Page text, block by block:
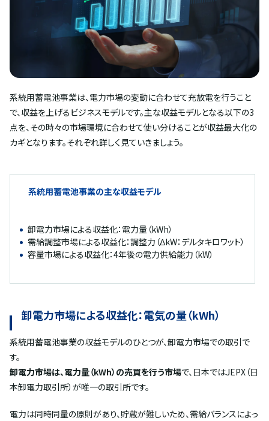
系統用蓄電池事業は、電力市場の変動に合わせて充放電を行うこと
で、収益を上げるビジネスモデルです。主な収益モデルとなる以下の3
点を、その時々の市場環境に合わせて使い分けることが収益最大化の
カギとなります。それぞれ詳しく見ていきましょう。
系統用蓄電池事業の主な収益モデル
卸電力市場による収益化：電力量（kWh）
需給調整市場による収益化：調整力（ΔkW：デルタキロワット）
容量市場による収益化：4年後の電力供給能力（kW）
卸電力市場による収益化：電気の量（kWh）
系統用蓄電池事業の収益モデルのひとつが、卸電力市場での取引で
す。
卸電力市場は、電力量（kWh）の売買を行う市場で、日本ではJEPX（日
本卸電力取引所）が唯一の取引所です。
電力は同時同量の原則があり、貯蔵が難しいため、需給バランスによっ